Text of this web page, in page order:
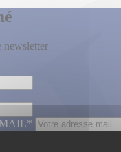
newsletter